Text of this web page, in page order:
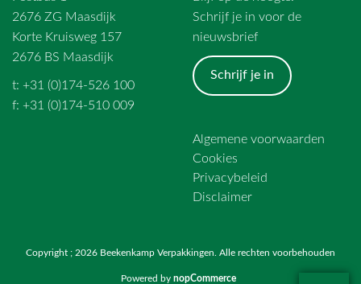
2676 ZG Maasdijk
Korte Kruisweg 157
2676 BS Maasdijk
t: +31 (0)174-526 100
f: +31 (0)174-510 009
Schrijf je in voor de
nieuwsbrief
Schrijf je in
Algemene voorwaarden
Cookies
Privacybeleid
Disclaimer
Copyright ; 2026 Beekenkamp Verpakkingen. Alle rechten voorbehouden
Powered by nopCommerce